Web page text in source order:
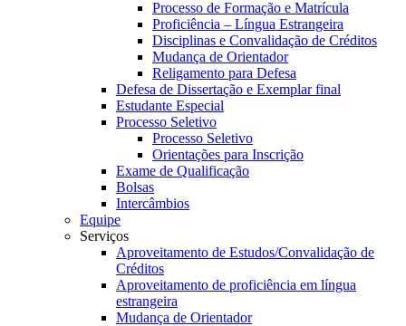
Processo de Formação e Matrícula
Proficiência – Língua Estrangeira
Disciplinas e Convalidação de Créditos
Mudança de Orientador
Religamento para Defesa
Defesa de Dissertação e Exemplar final
Estudante Especial
Processo Seletivo
Processo Seletivo
Orientações para Inscrição
Exame de Qualificação
Bolsas
Intercâmbios
Equipe
Serviços
Aproveitamento de Estudos/Convalidação de
Créditos
Aproveitamento de proficiência em língua
estrangeira
Mudança de Orientador